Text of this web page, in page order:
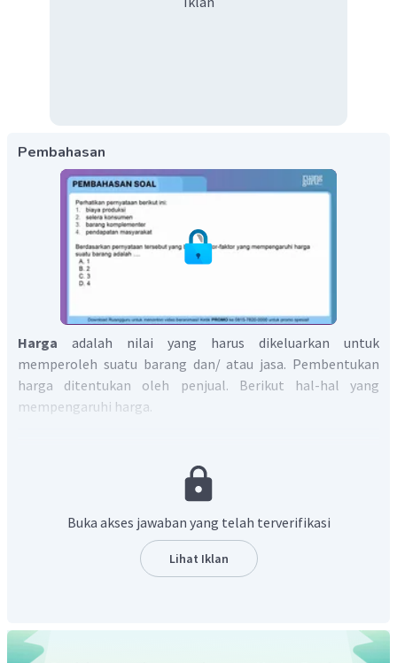
Pembahasan
Harga adalah nilai yang harus dikeluarkan untuk
memperoleh suatu barang dan/ atau jasa. Pembentukan
harga ditentukan oleh penjual. Berikut hal-hal yang
mempengaruhi harga.
Semakin tinggi biaya produksi maka harga yang
ditentukan akan semakin tinggi juga. Harga jual yang
dengan keuntungan yang ingin diperoleh.
Selera Masyarakat
Selera masyarakat yang tinggi terhadap suatu barang
masyarakat yang rendah terhadap barang tersebut.
Barang Sejenis dan Substitusi
Buka akses jawaban yang telah terverifikasi
Lihat Iklan